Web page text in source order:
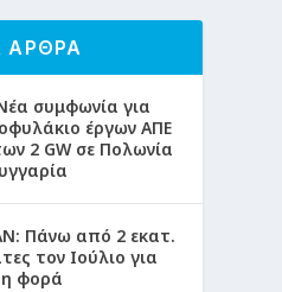
ΑΡΘΡΑ
συμφωνία για
έργων ΑΠΕ
2 GW σε Πολωνία
Πάνω από 2 εκατ.
τον Ιούλιο για
φορά